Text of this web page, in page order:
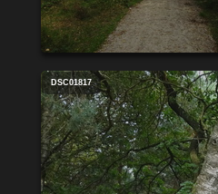
DSC01817